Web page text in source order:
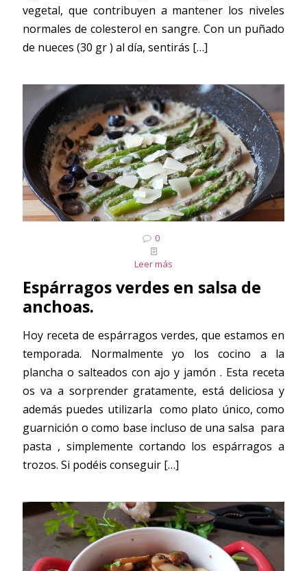
vegetal, que contribuyen a mantener los niveles
normales de colesterol en sangre. Con un puñado
de nueces (30 gr ) al día, sentirás […]
0
Leer más
Espárragos verdes en salsa de
anchoas.
Hoy receta de espárragos verdes, que estamos en
temporada. Normalmente yo los cocino a la
plancha o salteados con ajo y jamón . Esta receta
os va a sorprender gratamente, está deliciosa y
además puedes utilizarla como plato único, como
guarnición o como base incluso de una salsa para
pasta , simplemente cortando los espárragos a
trozos. Si podéis conseguir […]